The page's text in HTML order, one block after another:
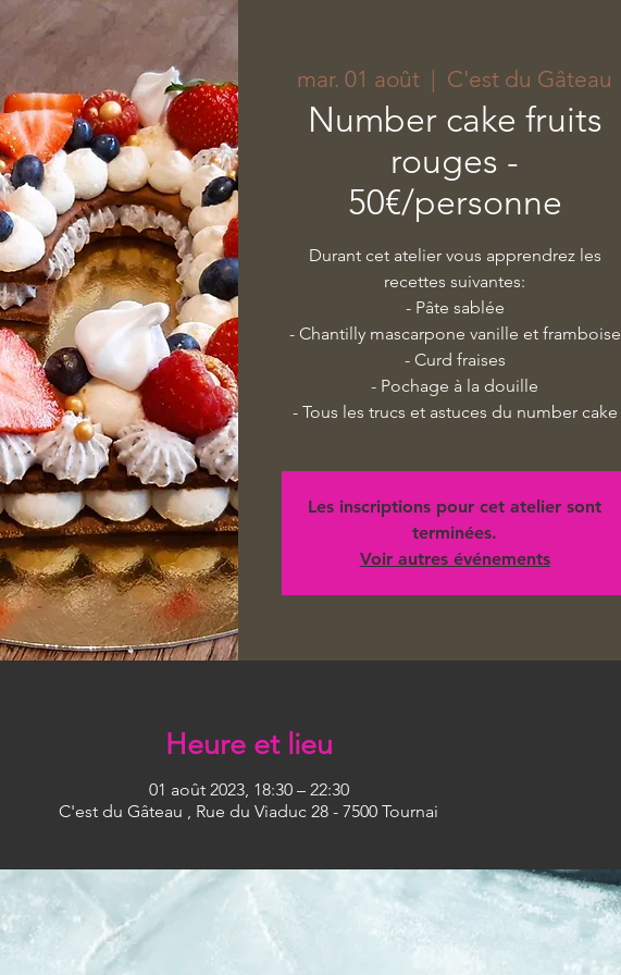
mar. 01 août
  |
C'est du Gâteau
Number cake fruits
rouges -
50€/personne
Durant cet atelier vous apprendrez les
recettes suivantes:
- Pâte sablée
- Chantilly mascarpone vanille et framboise
- Curd fraises
- Pochage à la douille
- Tous les trucs et astuces du number cake
Les inscriptions pour cet atelier sont
terminées.
Voir autres événements
Heure et lieu
01 août 2023, 18:30 – 22:30
C'est du Gâteau , Rue du Viaduc 28 - 7500 Tournai